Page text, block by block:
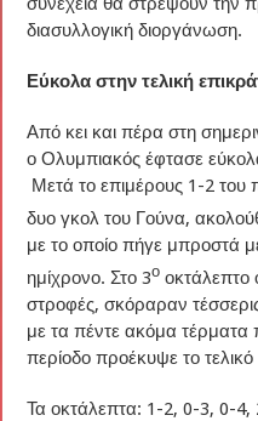
διασυλλογική διοργάνωση.
Εύκολα στην τελική
Από κει και πέρα στη
ο Ολυμπιακός έφτασε
Μετά το επιμέρους 1-2
δυο γκολ του Γούνα,
με το οποίο πήγε μπροστά
ημίχρονο. Στο 3ο οκτάλεπτο
στροφές, σκόραραν
με τα πέντε ακόμα τέρματα
περίοδο προέκυψε το
Τα οκτάλεπτα: 1-2, 0-3, 0-4,